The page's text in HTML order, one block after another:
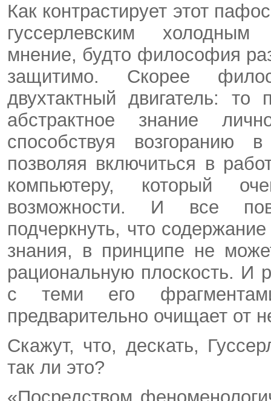
Как контрастирует этот
гуссерлевским
мнение, будто философия
защитимо. Скорее
двухтактный двигатель:
абстрактное знание
способствуя возгоранию
позволяя включиться в
компьютеру, который
возможности. И все
подчеркнуть, что
знания, в принципе не
рациональную плоскость. И
с теми его
предварительно очищает от
Скажут, что, дескать,
так ли это?